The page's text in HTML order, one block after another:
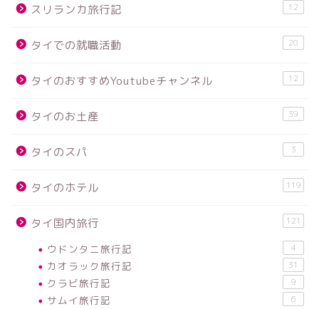
スリランカ旅行記 12
タイでの就職活動 20
タイのおすすめYoutubeチャンネル 12
タイのお土産 39
タイのスパ 3
タイのホテル 119
タイ国内旅行 121
ウドンタニ旅行記 4
カオラック旅行記 31
クラビ旅行記 9
サムイ旅行記 6